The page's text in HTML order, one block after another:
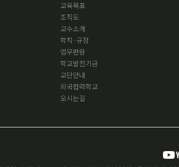
교육목표
조직도
교수소개
학칙·규정
업무편람
학교발전기금
교단안내
외국협력학교
오시는길